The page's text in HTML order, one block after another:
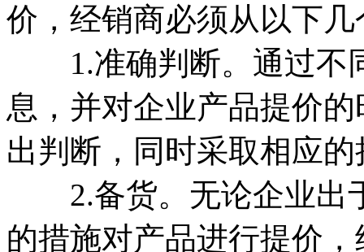
价，经销商必须从以下
1.准确判断。通过不
息，并对企业产品提价
出判断，同时采取相应
2.备货。无论企业出
的措施对产品进行提价